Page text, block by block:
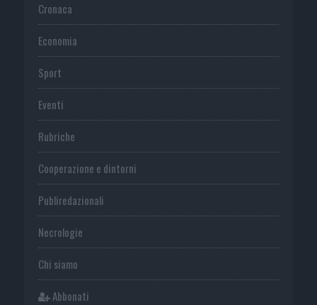
Cronaca
Economia
Sport
Eventi
Rubriche
Cooperazione e dintorni
Publiredazionali
Necrologie
Chi siamo
Abbonati